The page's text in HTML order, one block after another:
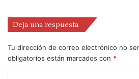
teatro en las que no me
cierta satisfacción. Tendré que
qué, pues al menos por ahora
todo caso, no sé bien de dónde
Deja una respuesta
Tu dirección de correo electrónico no
obligatorios están marcados con *